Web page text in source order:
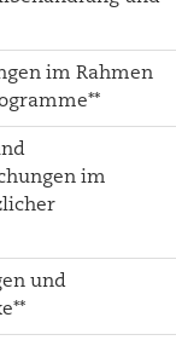
im Rahmen
im
und